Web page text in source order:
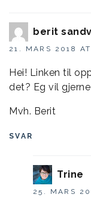
berit
21. MARS 2018
Hei! Linken til
det? Eg vil
Mvh. Berit
SVAR
Trine
25. MARS